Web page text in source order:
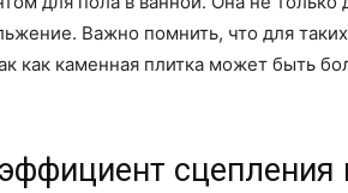
Важно помнить, что для
как каменная плитка может быть
сцепления